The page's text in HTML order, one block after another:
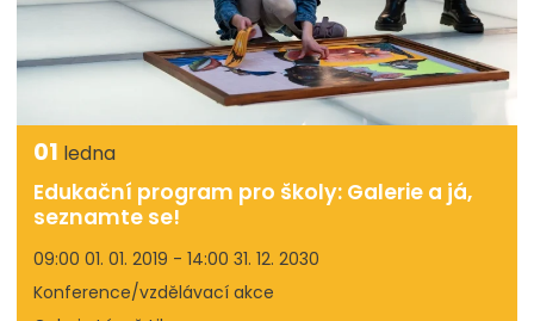
01 ledna
Edukační program pro školy: Galerie a já,
seznamte se!
09:00 01. 01. 2019 - 14:00 31. 12. 2030
Konference/vzdělávací akce